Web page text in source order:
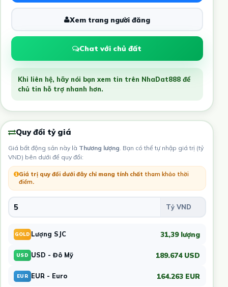
Xem trang người đăng
Chat với chủ đất
Khi liên hệ, hãy nói bạn xem tin trên NhaDat888 để
chủ tin hỗ trợ nhanh hơn.
Quy đổi tỷ giá
Giá bất động sản này là Thương lượng. Bạn có thể tự nhập giá trị (tỷ
VND) bên dưới để quy đổi:
Giá trị quy đổi dưới đây chỉ mang tính chất tham khảo thời
điểm.
GOLD Lượng SJC 31,39 lượng
USD USD - Đô Mỹ 189.674 USD
EUR EUR - Euro 164.263 EUR